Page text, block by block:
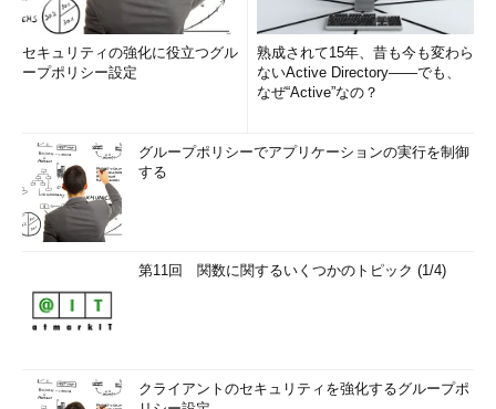
セキュリティの強化に役立つグル
ープポリシー設定
熟成されて15年、昔も今も変わら
ないActive Directory――でも、
なぜ“Active”なの？
グループポリシーでアプリケーションの実行を制御
する
第11回 関数に関するいくつかのトピック (1/4)
クライアントのセキュリティを強化するグループポ